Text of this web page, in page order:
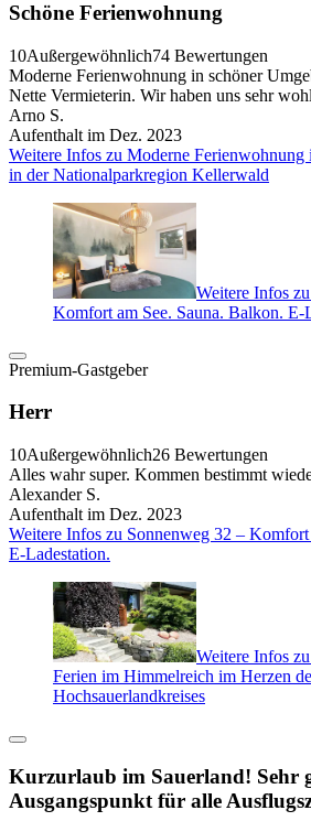
Schöne Ferienwohnung
10Außergewöhnlich74 Bewertungen
Moderne Ferienwohnung in schöner
Nette Vermieterin. Wir haben uns sehr
Arno S.
Aufenthalt im Dez. 2023
Weitere Infos zu Moderne Ferienwohnung
in der Nationalparkregion Kellerwald
Weitere Infos
Komfort am See. Sauna. Balkon. E-
Premium-Gastgeber
Herr
10Außergewöhnlich26 Bewertungen
Alles wahr super. Kommen bestimmt
Alexander S.
Aufenthalt im Dez. 2023
Weitere Infos zu Sonnenweg 32 –
E-Ladestation.
Weitere Infos
Ferien im Himmelreich im Herzen
Hochsauerlandkreises
Kurzurlaub im Sauerland! Sehr
Ausgangspunkt für alle